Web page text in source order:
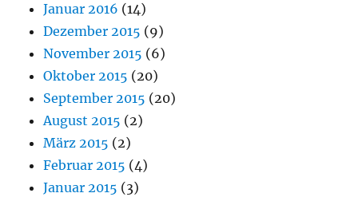
Januar 2016 (14)
Dezember 2015 (9)
November 2015 (6)
Oktober 2015 (20)
September 2015 (20)
August 2015 (2)
März 2015 (2)
Februar 2015 (4)
Januar 2015 (3)